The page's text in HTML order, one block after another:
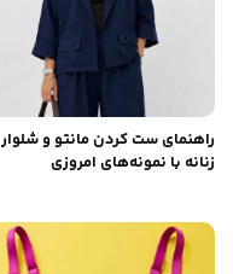
راهنمای ست کردن مانتو و شلوار
زنانه با نمونه‌های امروزی